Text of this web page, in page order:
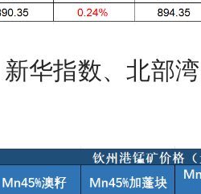
华指数、北部